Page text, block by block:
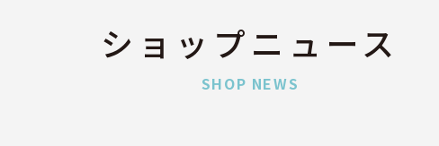
ショップニュース
SHOP NEWS